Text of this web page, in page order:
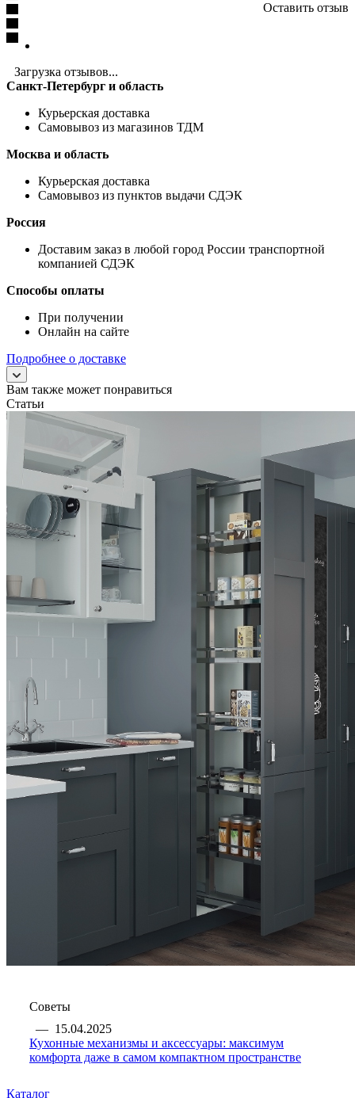
Оставить отзыв
Загрузка отзывов...
Санкт-Петербург и область
Курьерская доставка
Самовывоз из магазинов ТДМ
Москва и область
Курьерская доставка
Самовывоз из пунктов выдачи СДЭК
Россия
Доставим заказ в любой город России транспортной
компанией СДЭК
Способы оплаты
При получении
Онлайн на сайте
Подробнее о доставке
Вам также может понравиться
Статьи
Советы
— 15.04.2025
Кухонные механизмы и аксессуары: максимум
комфорта даже в самом компактном пространстве
Каталог